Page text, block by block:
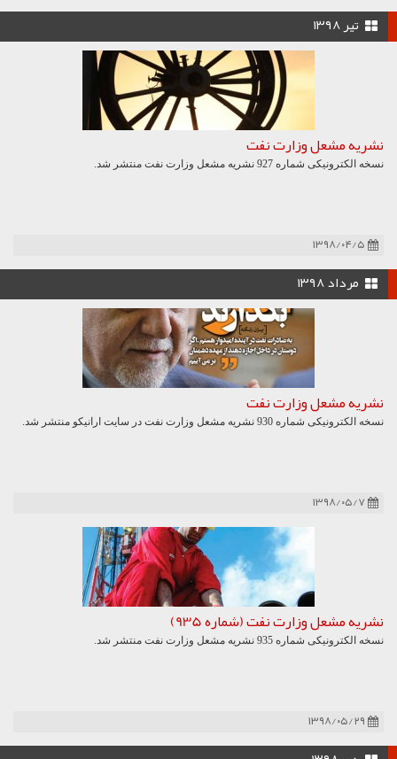
تیر ۱۳۹۸
نشریه مشعل وزارت نفت
نسخه الکترونیکی شماره 927 نشریه مشعل وزارت نفت منتشر شد.
۱۳۹۸/۰۴/۵
مرداد ۱۳۹۸
نشریه مشعل وزارت نفت
نسخه الکترونیکی شماره 930 نشریه مشعل وزارت نفت در سایت ارانیکو منتشر شد.
۱۳۹۸/۰۵/۷
نشریه مشعل وزارت نفت (شماره 935)
نسخه الکترونیکی شماره 935 نشریه مشعل وزارت نفت منتشر شد.
۱۳۹۸/۰۵/۲۹